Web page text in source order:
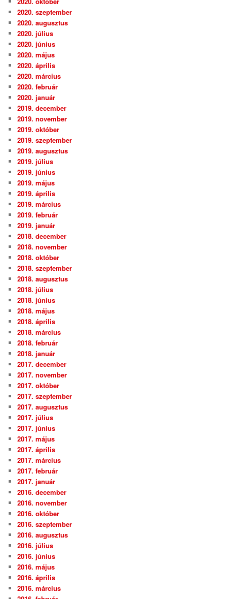
2020. szeptember
2020. augusztus
2020. július
2020. június
2020. május
2020. április
2020. március
2020. február
2020. január
2019. december
2019. november
2019. október
2019. szeptember
2019. augusztus
2019. július
2019. június
2019. május
2019. április
2019. március
2019. február
2019. január
2018. december
2018. november
2018. október
2018. szeptember
2018. augusztus
2018. július
2018. június
2018. május
2018. április
2018. március
2018. február
2018. január
2017. december
2017. november
2017. október
2017. szeptember
2017. augusztus
2017. július
2017. június
2017. május
2017. április
2017. március
2017. február
2017. január
2016. december
2016. november
2016. október
2016. szeptember
2016. augusztus
2016. július
2016. június
2016. május
2016. április
2016. március